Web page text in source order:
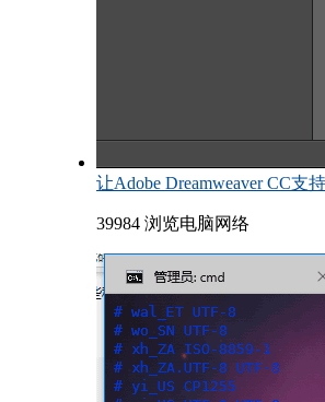
让Adobe Dreamweaver CC支
39984 浏览电脑网络